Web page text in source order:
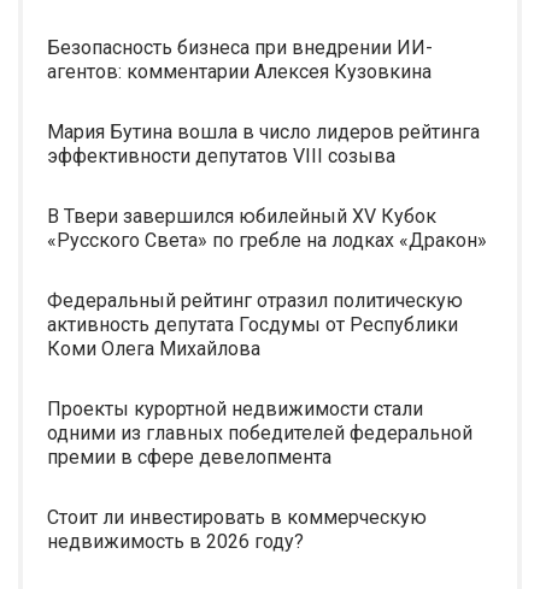
Безопасность бизнеса при внедрении ИИ-
агентов: комментарии Алексея Кузовкина
Мария Бутина вошла в число лидеров рейтинга
эффективности депутатов VIII созыва
В Твери завершился юбилейный XV Кубок
«Русского Света» по гребле на лодках «Дракон»
Федеральный рейтинг отразил политическую
активность депутата Госдумы от Республики
Коми Олега Михайлова
Проекты курортной недвижимости стали
одними из главных победителей федеральной
премии в сфере девелопмента
Стоит ли инвестировать в коммерческую
недвижимость в 2026 году?